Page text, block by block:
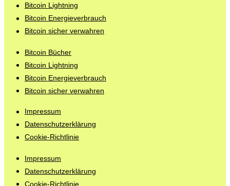
Bitcoin Lightning
Bitcoin Energieverbrauch
Bitcoin sicher verwahren
Bitcoin Bücher
Bitcoin Lightning
Bitcoin Energieverbrauch
Bitcoin sicher verwahren
Impressum
Datenschutzerklärung
Cookie-Richtlinie
Impressum
Datenschutzerklärung
Cookie-Richtlinie